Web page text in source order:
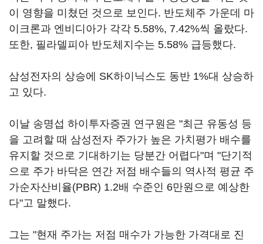
이 영향을 미쳤던 것으로 보인다. 반도체주 가운데 마
이크론과 엔비디아가 각각 5.58%, 7.42%씩 올랐다.
또한, 필라델피아 반도체지수는 5.58% 급등했다.
삼성전자의 상승에 SK하이닉스도 동반 1%대 상승하
고 있다.
이날 송명섭 하이투자증권 연구원은 "최근 유동성 등
을 고려할 때 삼성전자 주가가 높은 가치평가 배수를
유지할 것으로 기대하기는 당분간 어렵다"며 "단기적
으로 주가 바닥은 연간 저점 배수들의 역사적 평균 주
가순자산비율(PBR) 1.2배 수준인 6만원으로 예상한
다"고 말했다.
그는 "현재 주가는 저점 매수가 가능한 가격대로 진